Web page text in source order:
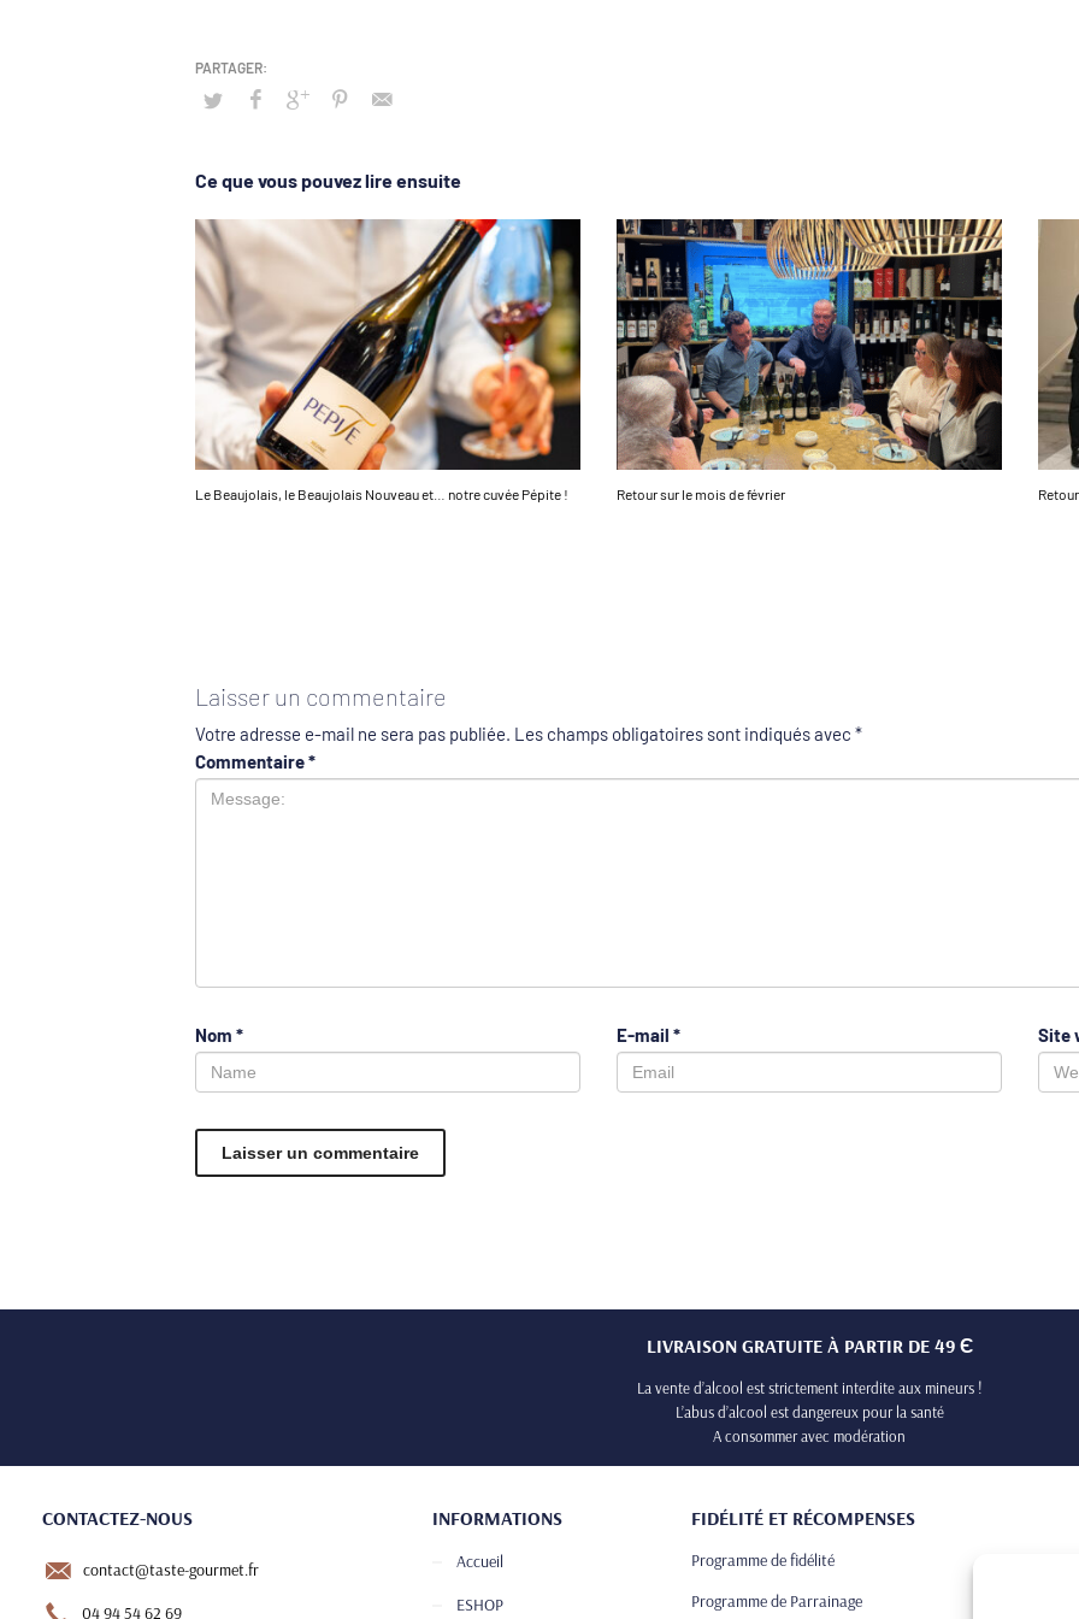
Ce que vous pouvez lire ensuite
Le Beaujolais, le Beaujolais Nouveau et… notre cuvée Pépite ! Retour sur le mois de février
Laisser un commentaire
Votre adresse e-mail ne sera pas publiée. Les champs obligatoires sont indiqués avec *
Commentaire*
Nom * E-mail * Site
LIVRAISON GRATUITE À PARTIR DE 49 Є
La vente d’alcool est strictement interdite aux mineurs !
L’abus d’alcool est dangereux pour la santé
A consommer avec modération
CONTACTEZ-NOUS
contact@taste-gourmet.fr
04 94 54 62 69
INFORMATIONS
Accueil
ESHOP
FIDÉLITÉ ET RÉCOMPENSES
Programme de fidélité
Programme de Parrainage